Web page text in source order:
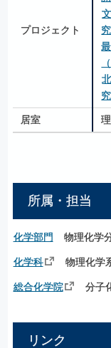
プロジェクト
居室
所属・担当
化学部門 物理化学
化学科 物理化学
総合化学院 分子
リンク